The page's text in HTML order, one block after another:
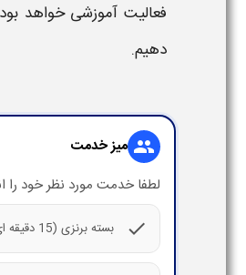
فعالیت آموزشی خواهد
دهیم.
group میز خدمت
لطفا خدمت مورد نظر خود را
check بسته برنزی (15 دقیقه ای) شرایط تاسیس آموزشگاه زبان